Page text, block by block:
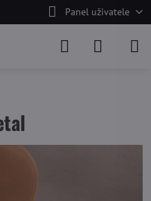
Panel uživatele